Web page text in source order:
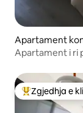
Apartament
Apartament i ri
Më të mirat e
Zgjedhja e